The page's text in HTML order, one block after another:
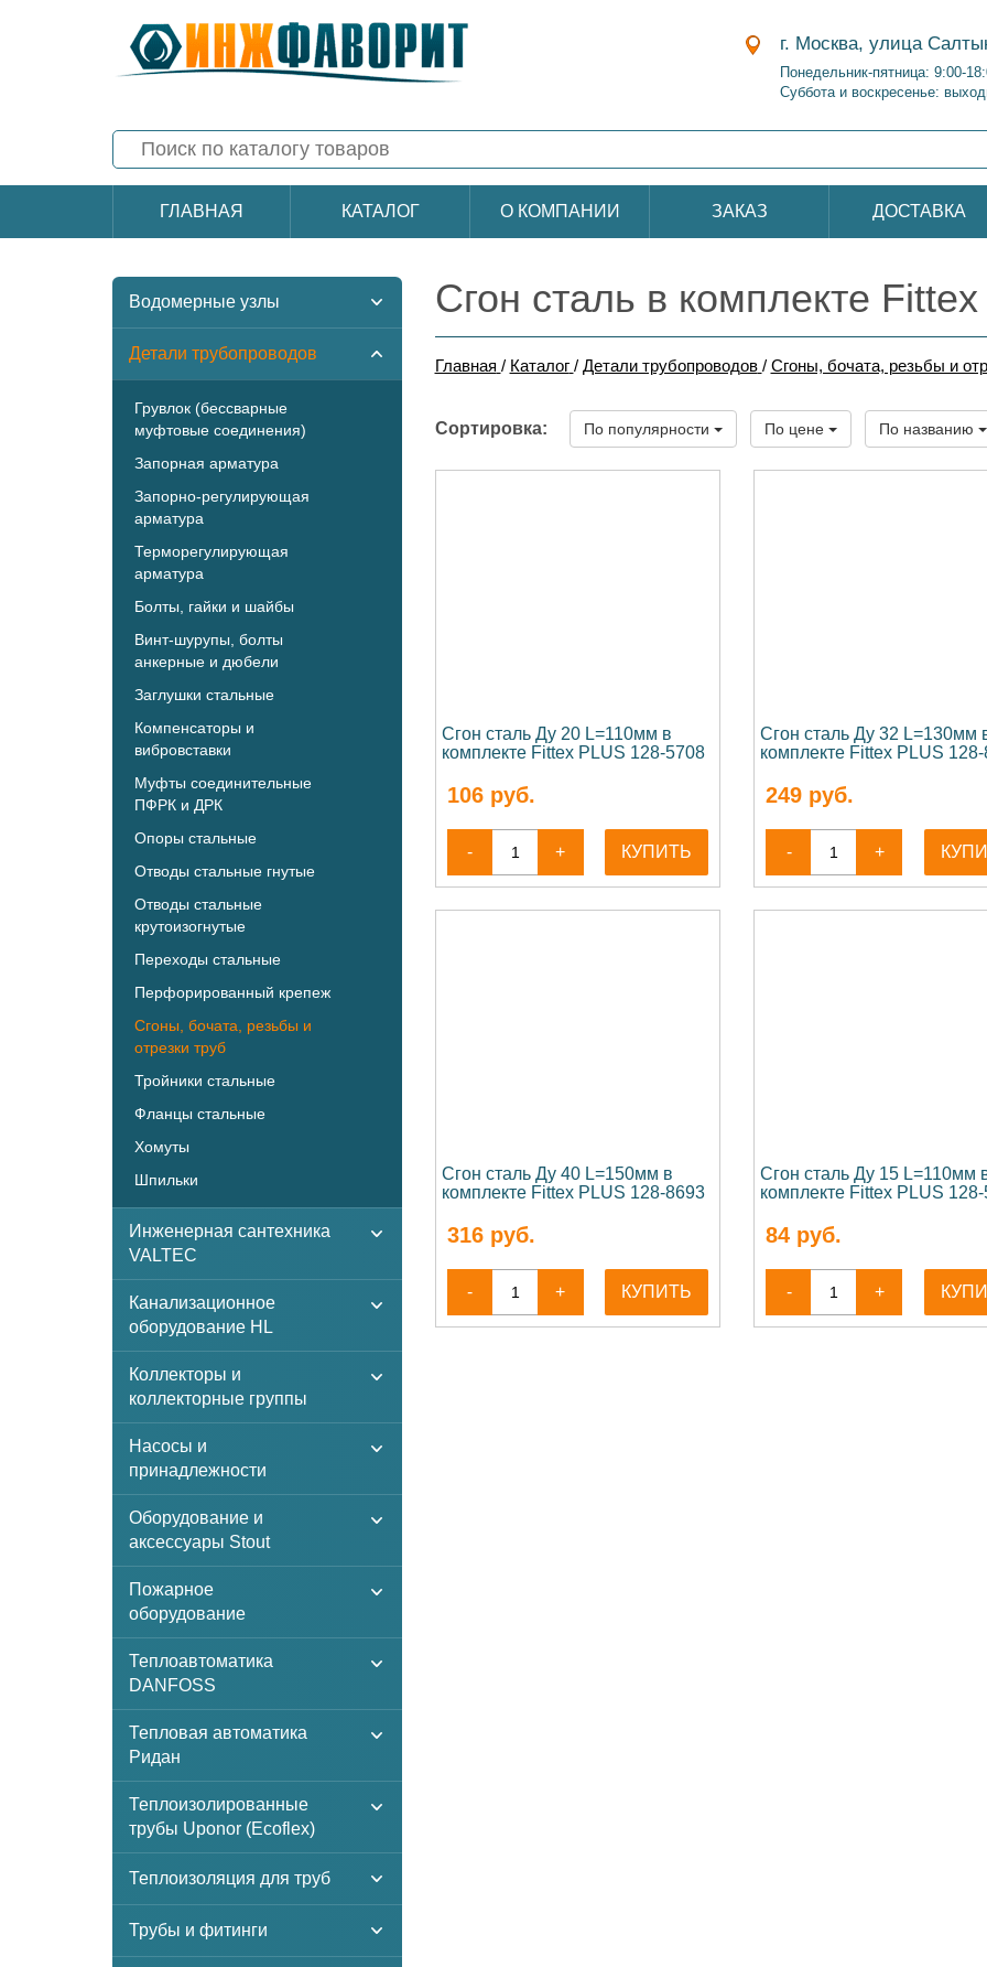
г. Москва, улица
Понедельник-пятница: 9:00-
Суббота и воскресенье:
ГЛАВНАЯ КАТАЛОГ О КОМПАНИИ ЗАКАЗ ДОСТАВКА
Водомерные узлы
Детали трубопроводов
Грувлок (бессварные
муфтовые соединения)
Запорная арматура
Запорно-регулирующая
арматура
Терморегулирующая
арматура
Болты, гайки и шайбы
Винт-шурупы, болты
анкерные и дюбели
Заглушки стальные
Компенсаторы и
вибровставки
Муфты соединительные
ПФРК и ДРК
Опоры стальные
Отводы стальные гнутые
Отводы стальные
крутоизогнутые
Переходы стальные
Перфорированный крепеж
Сгоны, бочата, резьбы и
отрезки труб
Тройники стальные
Фланцы стальные
Хомуты
Шпильки
Инженерная сантехника
VALTEC
Канализационное
оборудование HL
Коллекторы и
коллекторные группы
Насосы и
принадлежности
Оборудование и
аксессуары Stout
Пожарное
оборудование
Теплоавтоматика
DANFOSS
Тепловая автоматика
Ридан
Теплоизолированные
трубы Uponor (Ecoflex)
Теплоизоляция для труб
Трубы и фитинги
Сгон сталь в комплекте
Главная / Каталог / Детали трубопроводов / Сгоны, бочата, резьбы и
Сортировка: По популярности По цене По названию
Сгон сталь Ду 20 L=110мм в
комплекте Fittex PLUS 128-5708
106руб.
- + КУПИТЬ
Сгон сталь Ду 32 L=130мм
комплекте Fittex PLUS
249 руб.
- +
Сгон сталь Ду 40 L=150мм в
комплекте Fittex PLUS 128-8693
316руб.
- + КУПИТЬ
Сгон сталь Ду 15 L=110мм
комплекте Fittex PLUS
84 руб.
- +